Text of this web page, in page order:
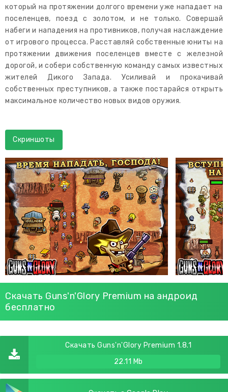
который на протяжении долгого времени уже нападает на
поселенцев, поезд с золотом, и не только. Совершай
набеги и нападения на противников, получая наслаждение
от игрового процесса. Расставляй собственные юниты на
протяжении движения поселенцев вместе с железной
дорогой, и собери собственную команду самых известных
жителей Дикого Запада. Усиливай и прокачивай
собственных преступников, а также постарайся открыть
максимальное количество новых видов оружия.
Скриншоты
Скачать Guns'n'Glory Premium на андроид
бесплатно
Скачать Guns'n'Glory Premium 1.8.1
22.11 Mb